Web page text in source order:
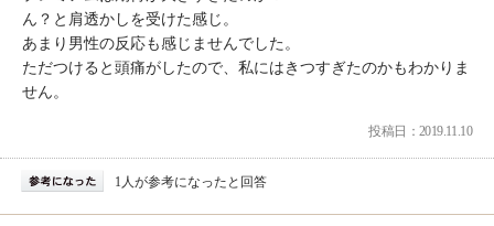
ん？と肩透かしを受けた感じ。
あまり男性の反応も感じませんでした。
ただつけると頭痛がしたので、私にはきつすぎたのかもわかりま
せん。
投稿日：2019.11.10
1人が参考になったと回答